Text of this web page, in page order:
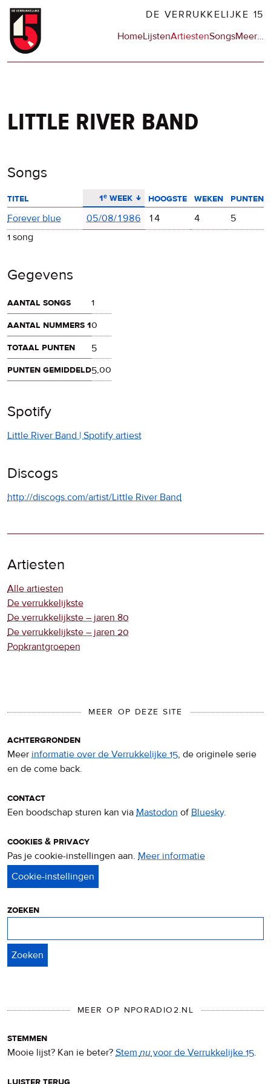
Overslaan
naar
DE VERRUKKELIJKE 15
Hoofdnavigatie
HomeLijstenArtiestenSongsMeerop
…
little river band
Songs
titel 1ᵉ week
aflopend sorteren hoogste weken
punten
Forever blue
05/08/1986 14 4
5
1 song
Gegevens
aantal songs
1
aantal nummers 10
totaal punten
5
punten gemiddeld5,00
Spotify
Little River Band | Spotify artiest
Discogs
http://discogs.com/artist/Little River Band
Artiesten
Alle artiesten
De verrukkelijkste
De verrukkelijkste – jaren 80
De verrukkelijkste – jaren 20
Popkrantgroepen
MEER OP DEZE SITE
achtergronden
Meer informatie over de Verrukkelijke 15, de originele serie
en de come back.
contact
Een boodschap sturen kan via Mastodon ofBluesky.
cookies & privacy
Pas je cookie-instellingen aan. Meer informatie
zoeken
MEER OP NPORADIO2.NL
stemmen
Mooie lijst? Kan ie beter? Stemnuvoor de Verrukkelijke 15.